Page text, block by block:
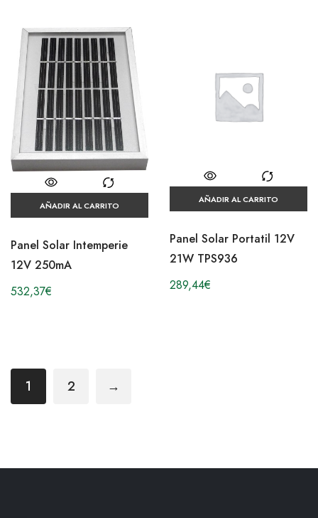
AÑADIR AL CARRITO
Panel Solar Intemperie
12V 250mA
532,37€
AÑADIR AL CARRITO
Panel Solar Portatil 12V
21W TPS936
289,44€
1 2 →